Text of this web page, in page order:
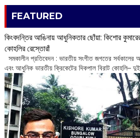
FEATURED
কিংবদন্তির আঙিনায় আধুনিকতার ছোঁয়া: কিশোর কুমারের
কোহলির রেস্তোরাঁ
সমকালীন প্রতিবেদন : ভারতীয় সংগীত জগতের
এবং আধুনিক ভারতীয় ক্রিকেটের দিকপাল বিরাট কোহলি–